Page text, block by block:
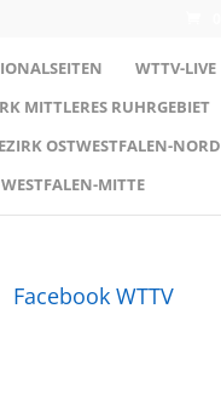
WTTV-LIVE
MITTLERES RUHRGEBIET
OSTWESTFALEN-NORD
MITTE
Facebook WTTV